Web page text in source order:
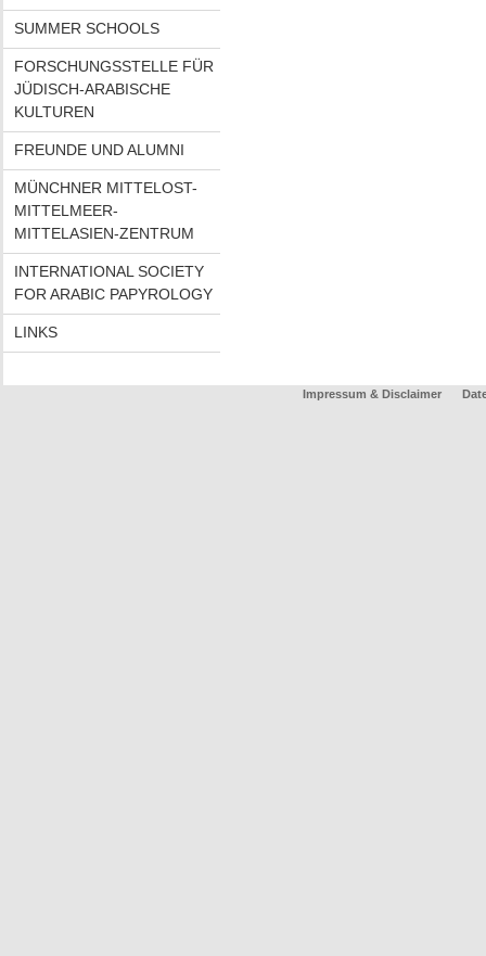
SUMMER SCHOOLS
FORSCHUNGSSTELLE FÜR
JÜDISCH-ARABISCHE
KULTUREN
FREUNDE UND ALUMNI
MÜNCHNER MITTELOST-
MITTELMEER-
MITTELASIEN-ZENTRUM
INTERNATIONAL SOCIETY
FOR ARABIC PAPYROLOGY
LINKS
Impressum & Disclaimer